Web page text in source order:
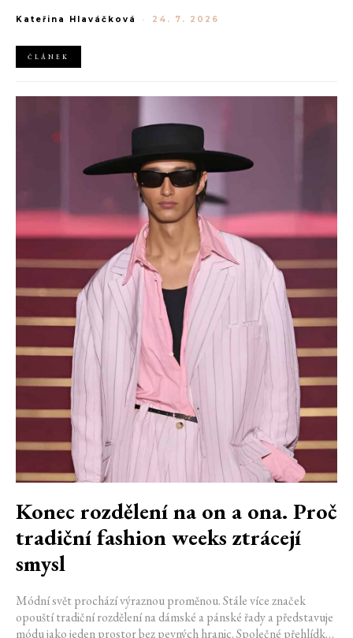
22. do 28. září přivítá tradiční jména, pozornost však zaměří
Moschino.
Kateřina Hlaváčková - 24. 7. 2026
ČLÁNEK
Konec rozdělení na on a ona. Proč
tradiční fashion weeks ztrácejí
smysl
Módní svět prochází výraznou proměnou. Stále více značek
opouští tradiční rozdělení na dámské a pánské řady a představuje
módu jako jeden prostor bez pevných hranic. Společné přehlídky,